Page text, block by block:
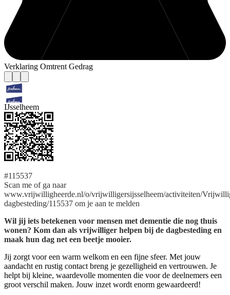
Verklaring Omtrent Gedrag
IJsselheem
#115537
Scan me of ga naar
www.vrijwilligheerde.nl/o/vrijwilligersijsselheem/activiteiten/
dagbesteding/115537 om je aan te melden
Wil jij iets betekenen voor mensen met dementie die nog thuis
wonen? Kom dan als vrijwilliger helpen bij de dagbesteding en
maak hun dag net een beetje mooier.
Jij zorgt voor een warm welkom en een fijne sfeer. Met jouw
aandacht en rustig contact breng je gezelligheid en vertrouwen. Je
helpt bij kleine, waardevolle momenten die voor de deelnemers een
groot verschil maken. Jouw inzet wordt enorm gewaardeerd!